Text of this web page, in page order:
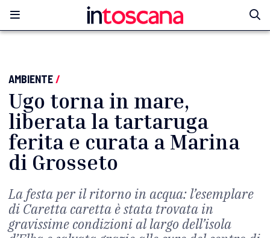
AMBIENTE/
Ugo torna in mare,
liberata la tartaruga
ferita e curata a Marina
di Grosseto
La festa per il ritorno in acqua: l’esemplare
di Caretta caretta è stata trovata in
gravissime condizioni al largo dell’isola